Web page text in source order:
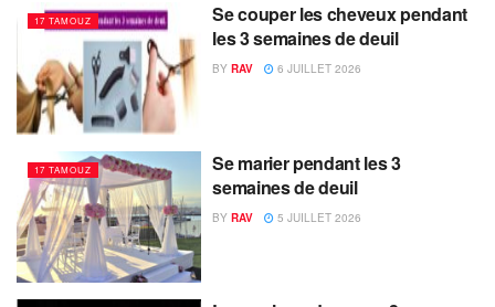
17 TAMOUZ
Se couper les cheveux pendant
les 3 semaines de deuil
BY RAV 6 JUILLET 2026
17 TAMOUZ
Se marier pendant les 3
semaines de deuil
BY RAV 5 JUILLET 2026